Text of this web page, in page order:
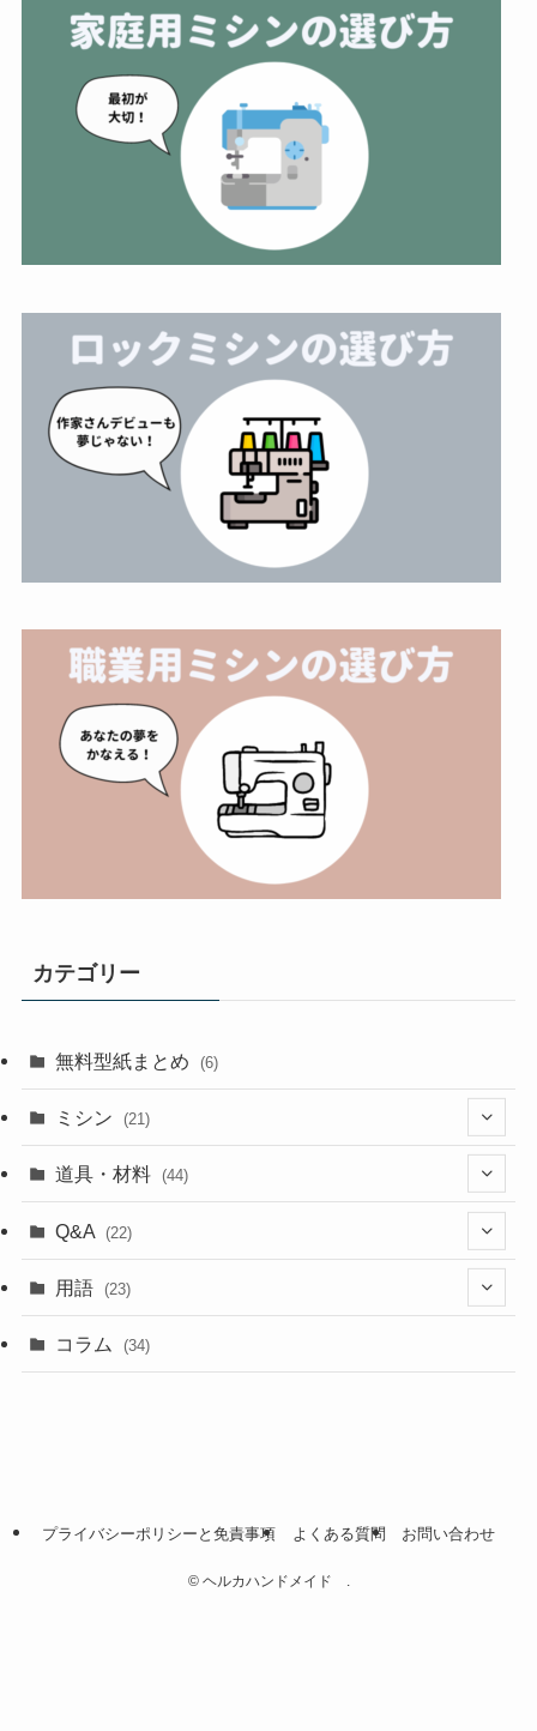
カテゴリー
無料型紙まとめ (6)
ミシン (21)
(11)
道具・材料 (44)
(18)
(4)
Q&A (22)
(5)
用語 (23)
(1)
(2)
コラム (34)
プライバシーポリシーと免責事項 よくある質問 お問い合わせ
©ヘルカハンドメイド .